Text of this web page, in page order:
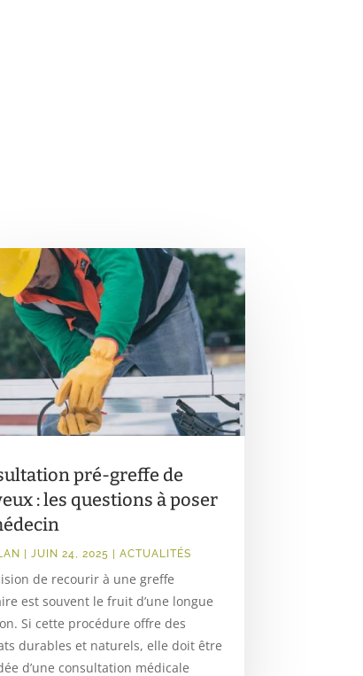
pré-greffe de
: les questions à poser
| JUIN 24, 2025 | ACTUALITÉS
de recourir à une greffe
est souvent le fruit d’une longue
Si cette procédure offre des
durables et naturels, elle doit être
d’une consultation médicale